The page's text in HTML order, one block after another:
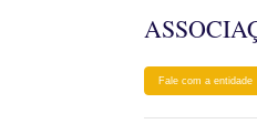
Fale com a entidade